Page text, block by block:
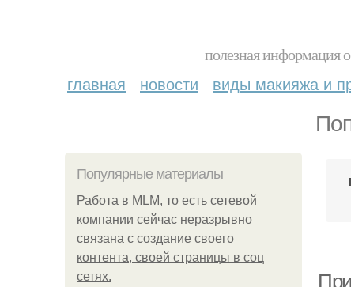
полезная информация
главная новости виды макияжа и
Популярные материалы
Работа в MLM, то есть сетевой
компании сейчас неразрывно
связана с создание своего
контента, своей страницы в соц
сетях.